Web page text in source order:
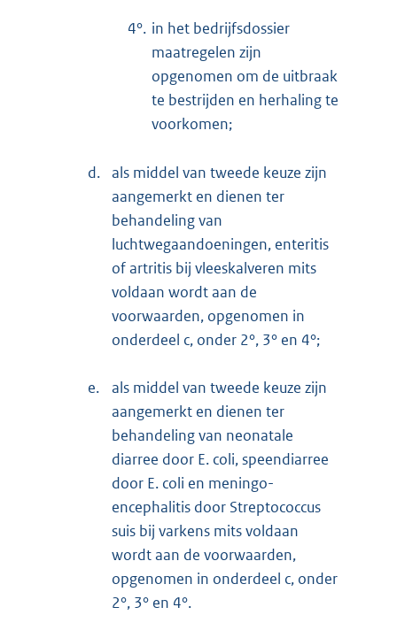
4°. in het bedrijfsdossier
maatregelen zijn
opgenomen om de uitbraak
te bestrijden en herhaling te
voorkomen;
d. als middel van tweede keuze zijn
aangemerkt en dienen ter
behandeling van
luchtwegaandoeningen, enteritis
of artritis bij vleeskalveren mits
voldaan wordt aan de
voorwaarden, opgenomen in
onderdeel c, onder 2°, 3° en 4°;
e.
als middel van tweede keuze zijn
aangemerkt en dienen ter
behandeling van neonatale
diarree door E. coli, speendiarree
door E. coli en meningo-
encephalitis door Streptococcus
suis bij varkens mits voldaan
wordt aan de voorwaarden,
opgenomen in onderdeel c, onder
2°, 3° en 4°.